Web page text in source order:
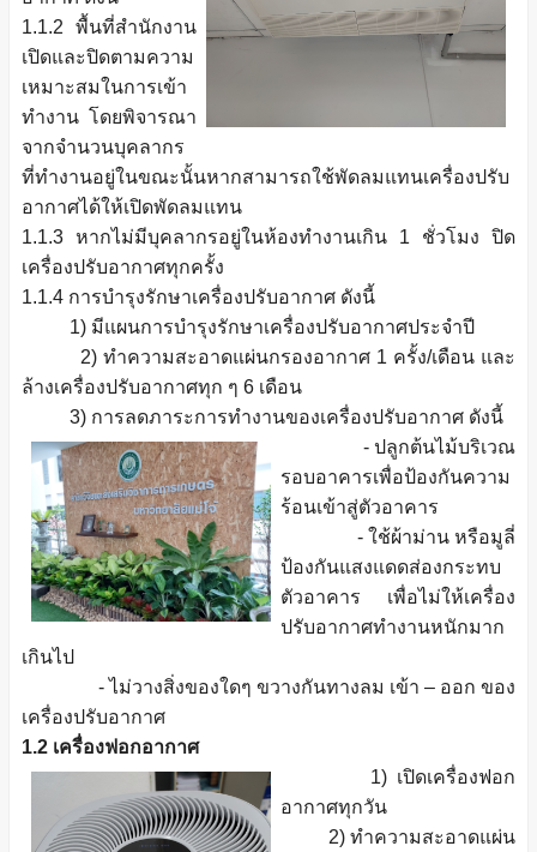
1.1.2 พื้นที่สํานักงาน
เปิดและปิดตามความ
เหมาะสมในการเข้า
ทํางาน โดยพิจารณา
จากจํานวนบุคลากร
ที่ทํางานอยู่ในขณะนั้นหากสามารถใช้พัดลมแทนเครื่องปรับ
อากาศได้ให้เปิดพัดลมแทน
1.1.3 หากไม่มีบุคลากรอยู่ในห้องทํางานเกิน 1 ชั่วโมง ปิด
เครื่องปรับอากาศทุกครั้ง
1.1.4 การบํารุงรักษาเครื่องปรับอากาศ ดังนี้
1) มีแผนการบํารุงรักษาเครื่องปรับอากาศประจําปี
2) ทําความสะอาดแผ่นกรองอากาศ 1 ครั้ง/เดือน และ
ล้างเครื่องปรับอากาศทุก ๆ 6 เดือน
3) การลดภาระการทํางานของเครื่องปรับอากาศ ดังนี้
- ปลูกต้นไม้บริเวณ
รอบอาคารเพื่อป้องกันความ
ร้อนเข้าสู่ตัวอาคาร
- ใช้ผ้าม่าน หรือมูลี่
ป้องกันแสงแดดส่องกระทบ
ตัวอาคาร เพื่อไม่ให้เครื่อง
ปรับอากาศทํางานหนักมาก
เกินไป
- ไม่วางสิ่งของใดๆ ขวางกันทางลม เข้า – ออก ของ
เครื่องปรับอากาศ
1.2 เครื่องฟอกอากาศ
1) เปิดเครื่องฟอก
อากาศทุกวัน
2) ทําความสะอาดแผ่น